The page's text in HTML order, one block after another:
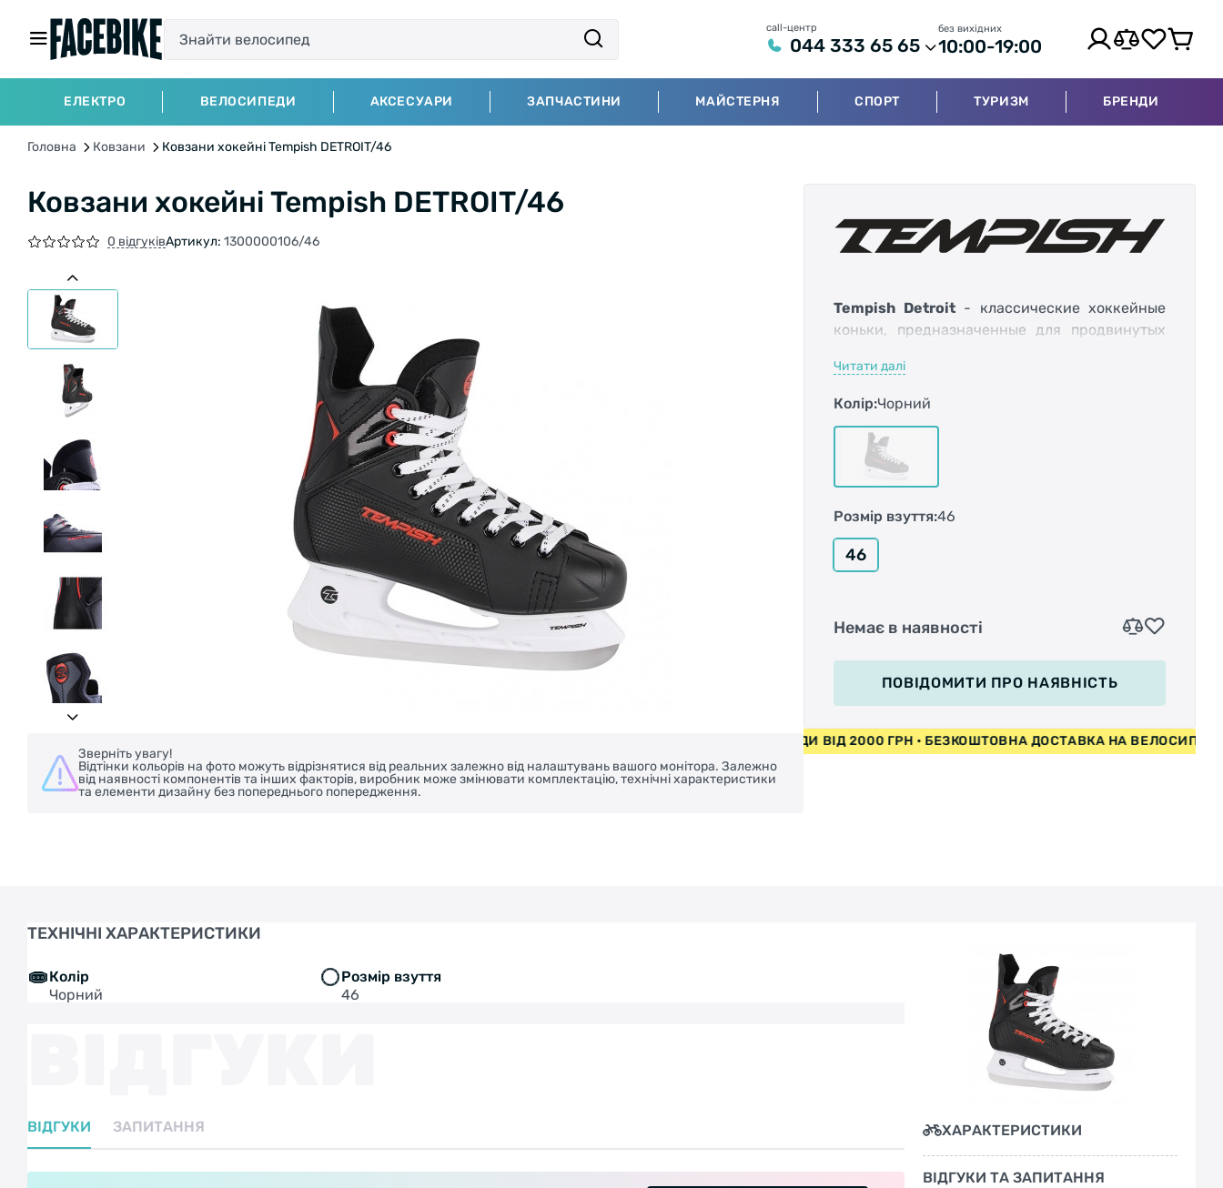
call-центр
044 333 65 65
без вихідних
10:00-19:00
ЕЛЕКТРО ВЕЛОСИПЕДИ АКСЕСУАРИ ЗАПЧАСТИНИ МАЙСТЕРНЯ СПОРТ ТУРИЗМ БРЕНДИ
Головна Ковзани Ковзани хокейні Tempish DETROIT/46
Ковзани хокейні Tempish DETROIT/46
0 відгуківАртикул: 1300000106/46
Зверніть увагу!
Відтінки кольорів на фото можуть відрізнятися від реальних залежно від налаштувань вашого монітора. Залежно
від наявності компонентів та інших факторів, виробник може змінювати комплектацію, технічні характеристики
та елементи дизайну без попереднього попередження.
Tempish Detroit- классические хоккейные
коньки, предназначенные для продвинутых
Ботинок имеет верхний слой из усиленного
резистивного ПВХ (ice grade DF) материала,
он придает жесткость и обеспечивает
сохраняет эластичность до -25°C.
Строение ботинка имеет незначительный
наклон в области голени - это делает его
удобным для повседневного катания и
любительской игры в хоккей. Фиксация стопы
обеспечивается мягким анатомическим
технологии DB 320.
Лезвие конька Tempish 7000 Carbon из
углеродистой стали с твердостью HRC 53-55
великолепно держит заточку на протяжении
превосходный контроль, а также хорошо
противостоит коррозии.
Читати далі
Колір:Чорний
Розмір взуття:46
46
Немає в наявності
ПОВІДОМИТИ ПРО НАЯВНІСТЬ
БЕЗКОШТОВНА ДОСТАВКА НА ВЕЛОСИПЕДИ ВІД 2000 ГРН • БЕЗКОШТОВНА ДОСТАВКА НА ВЕЛОСИПЕДИ ВІД 2000 ГРН • БЕЗКОШТОВНА ДОСТАВКА НА
ТЕХНІЧНІ ХАРАКТЕРИСТИКИ
Колір
Чорний
Розмір взуття
46
ВІДГУКИ ЗАПИТАННЯ ХАРАКТЕРИСТИКИ
ВІДГУКИ ТА ЗАПИТАННЯ